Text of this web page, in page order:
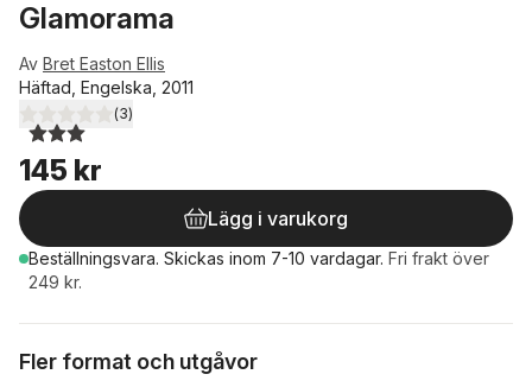
Glamorama
Av Bret Easton Ellis
Häftad, Engelska, 2011
3,0utav 5 stjärnor. Totalt antal röster:
(3)
145 kr
Lägg i varukorg
Beställningsvara. Skickas inom 7-10 vardagar. Fri frakt över
249 kr.
Fler format och utgåvor